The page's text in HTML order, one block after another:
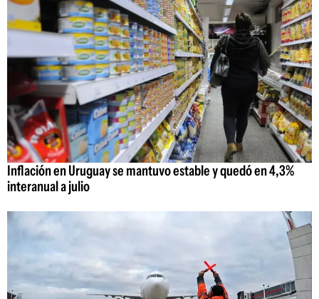
Inflación en Uruguay se mantuvo estable y quedó en 4,3%
interanual a julio